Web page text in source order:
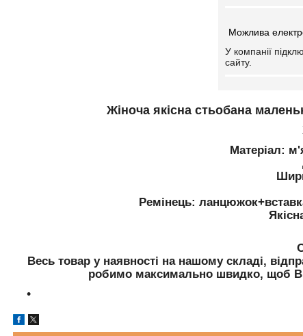
У компанії
сайту.
Жіноча якісна стьобана
Матеріал:
Ремінець:
Весь товар у наявності на нашому складі,
робимо максимально швидко, щоб